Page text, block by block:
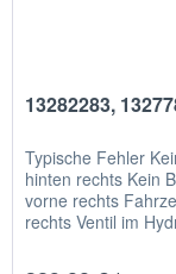
13282283,
Typische Fehler
hinten rechts Kein
vorne rechts
rechts Ventil im